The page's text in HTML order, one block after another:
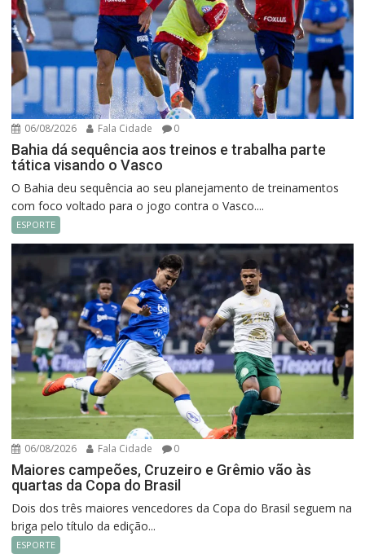
06/08/2026 Fala Cidade 0
Bahia dá sequência aos treinos e trabalha parte
tática visando o Vasco
O Bahia deu sequência ao seu planejamento de treinamentos
com foco voltado para o jogo contra o Vasco....
ESPORTE
06/08/2026 Fala Cidade 0
Maiores campeões, Cruzeiro e Grêmio vão às
quartas da Copa do Brasil
Dois dos três maiores vencedores da Copa do Brasil seguem na
briga pelo título da edição...
ESPORTE